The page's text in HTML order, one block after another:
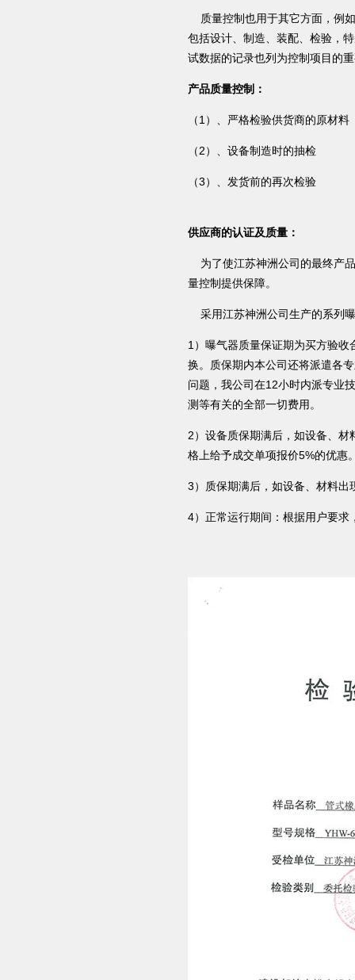
质量控制也用于其它方面，例
包括设计、制造、装配、检验，
试数据的记录也列为控制项目的
产品质量控制：
（1）、严格检验供货商的原材料
（2）、设备制造时的抽检
（3）、发货前的再次检验
供应商的认证及质量：
为了使江苏神洲公司的最终产
量控制提供保障。
采用江苏神洲公司生产的系列
1）曝气器质量保证期为买方验
换。质保期内本公司还将派遣各
问题，我公司在12小时内派专业
测等有关的全部一切费用。
2）设备质保期满后，如设备、
格上给予成交单项报价5%的优惠
3）质保期满后，如设备、材料出
4）正常运行期间：根据用户要